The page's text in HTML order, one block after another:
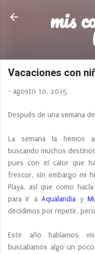
Ir al
mis
Vacaciones con
- agosto 10, 2015
Después de una semana
La semana la hemos
buscando muchos
pues con el calor que
frescor, sin embargo mi
Playa, así que como
para ir aAqualandia y
decidimos por repetir,
Este año habíamos
buscabamos algo un